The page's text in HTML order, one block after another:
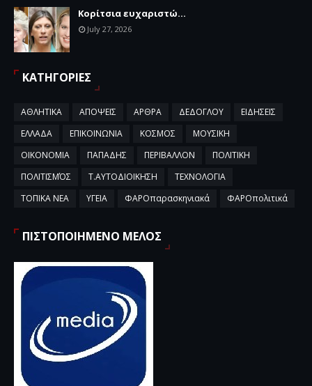
Κορίτσια ευχαριστώ...
July 27, 2026
ΚΑΤΗΓΟΡΙΕΣ
ΑΘΛΗΤΙΚΑ ΑΠΟΨΕΙΣ ΑΡΘΡΑ ΔΕΔΟΓΛΟΥ
ΕΙΔΗΣΕΙΣ
ΕΛΛΑΔΑ
ΕΠΙΚΟΙΝΩΝΙΑ ΚΟΣΜΟΣ
ΜΟΥΣΙΚΗ
ΟΙΚΟΝΟΜΙΑ
ΠΑΠΑΔΗΣ ΠΕΡΙΒΑΛΛΟΝ
ΠΟΛΙΤΙΚΗ
ΠΟΛΙΤΙΣΜΌΣ
Τ.ΑΥΤΟΔΙΟΙΚΗΣΗ
ΤΕΧΝΟΛΟΓΙΑ
ΤΟΠΙΚΑ ΝΕΑ
ΥΓΕΙΑ ΦΑΡΟπαρασκηνιακά ΦΑΡΟπολιτικά
ΠΙΣΤΟΠΟΙΗΜΕΝΟ ΜΕΛΟΣ